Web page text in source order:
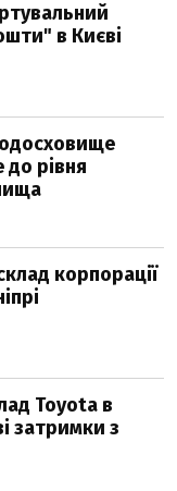
в Києві
до рівня
корпорації
Toyota в
затримки з